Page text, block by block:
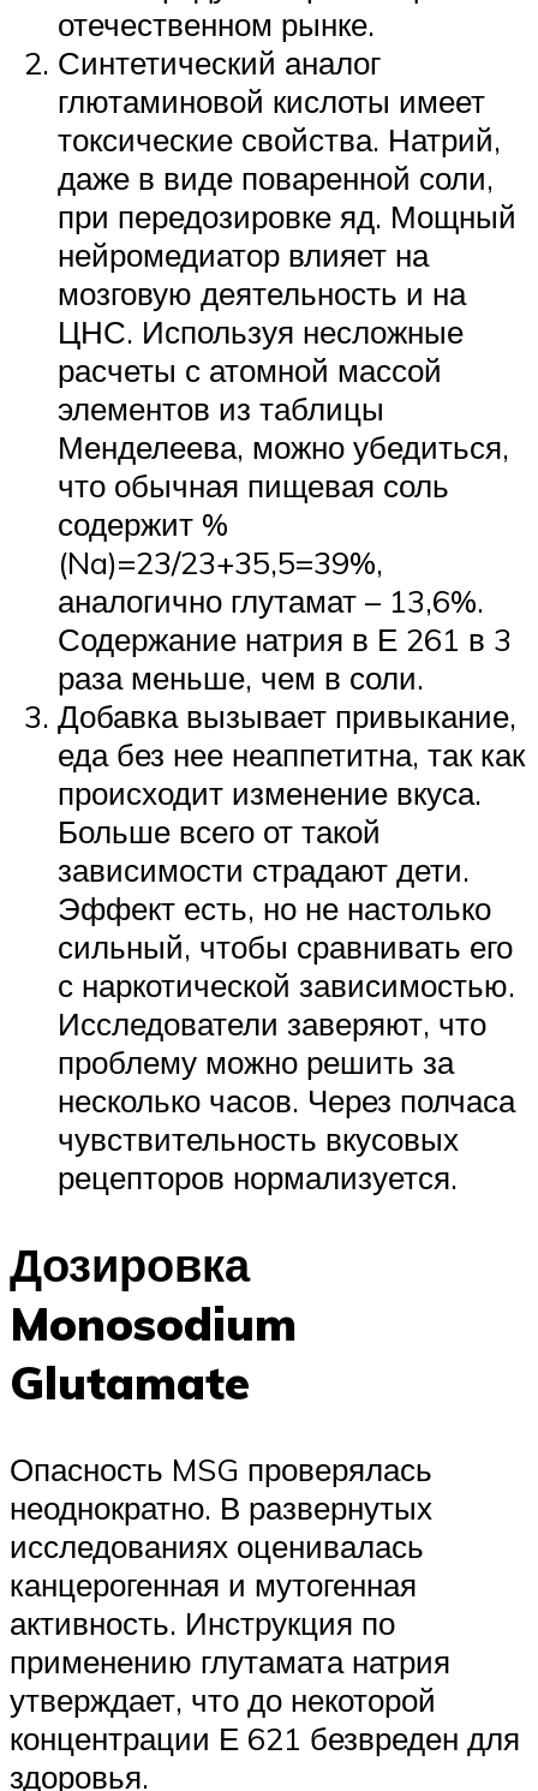
отечественном рынке.
Синтетический аналог
глютаминовой кислоты имеет
токсические свойства. Натрий,
даже в виде поваренной соли,
при передозировке яд. Мощный
нейромедиатор влияет на
мозговую деятельность и на
ЦНС. Используя несложные
расчеты с атомной массой
элементов из таблицы
Менделеева, можно убедиться,
что обычная пищевая соль
содержит %
(Na)=23/23+35,5=39%,
аналогично глутамат – 13,6%.
Содержание натрия в Е 261 в 3
раза меньше, чем в соли.
Добавка вызывает привыкание,
еда без нее неаппетитна, так как
происходит изменение вкуса.
Больше всего от такой
зависимости страдают дети.
Эффект есть, но не настолько
сильный, чтобы сравнивать его
с наркотической зависимостью.
Исследователи заверяют, что
проблему можно решить за
несколько часов. Через полчаса
чувствительность вкусовых
рецепторов нормализуется.
Дозировка
Monosodium
Glutamate
Опасность MSG проверялась
неоднократно. В развернутых
исследованиях оценивалась
канцерогенная и мутогенная
активность. Инструкция по
применению глутамата натрия
утверждает, что до некоторой
концентрации Е 621 безвреден для
здоровья.